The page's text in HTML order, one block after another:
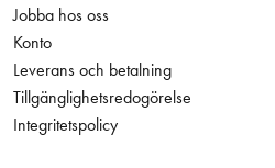
Jobba hos oss
Konto
Leverans och betalning
Tillgänglighetsredogörelse
Integritetspolicy